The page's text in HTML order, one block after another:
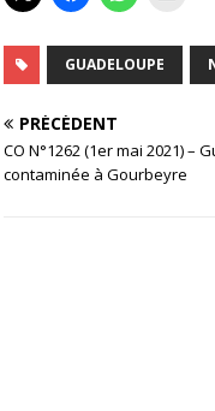
GUADELOUPE
PRÉCÉDENT
CO N°1262 (1er mai 2021) –
contaminée à Gourbeyre